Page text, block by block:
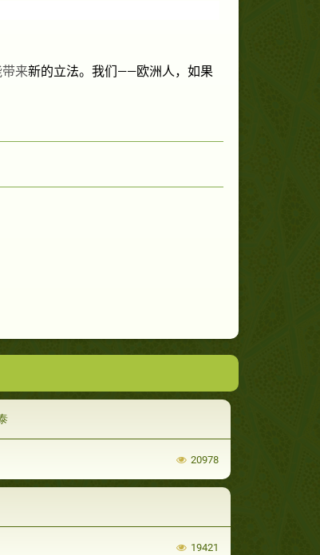
来新的立法。我们——欧洲人，如果
20978
19421